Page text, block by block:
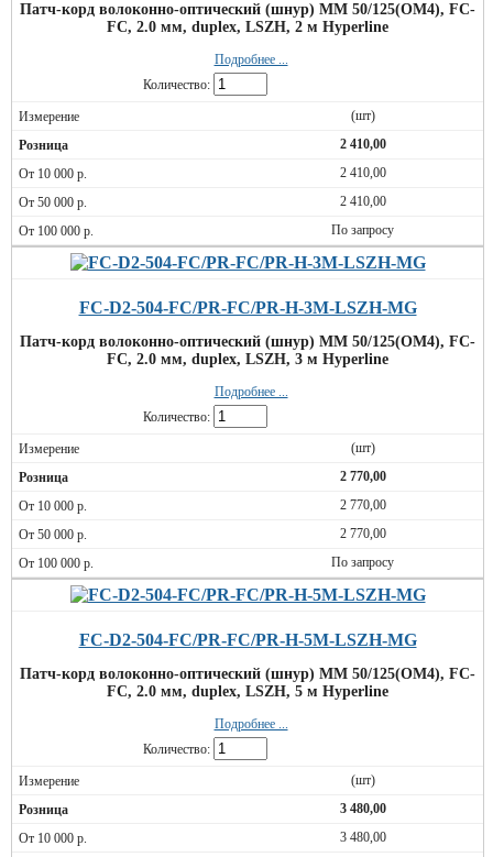
Патч-корд волоконно-оптический (шнур) MM 50/125(OM4), FC-
FC, 2.0 мм, duplex, LSZH, 2 м Hyperline
Подробнее ...
Количество:
(шт)
2 410,00
2 410,00
2 410,00
По запросу
FC-D2-504-FC/PR-FC/PR-H-3M-LSZH-MG
Патч-корд волоконно-оптический (шнур) MM 50/125(OM4), FC-
FC, 2.0 мм, duplex, LSZH, 3 м Hyperline
Подробнее ...
Количество:
(шт)
2 770,00
2 770,00
2 770,00
По запросу
FC-D2-504-FC/PR-FC/PR-H-5M-LSZH-MG
Патч-корд волоконно-оптический (шнур) MM 50/125(OM4), FC-
FC, 2.0 мм, duplex, LSZH, 5 м Hyperline
Подробнее ...
Количество:
(шт)
3 480,00
3 480,00